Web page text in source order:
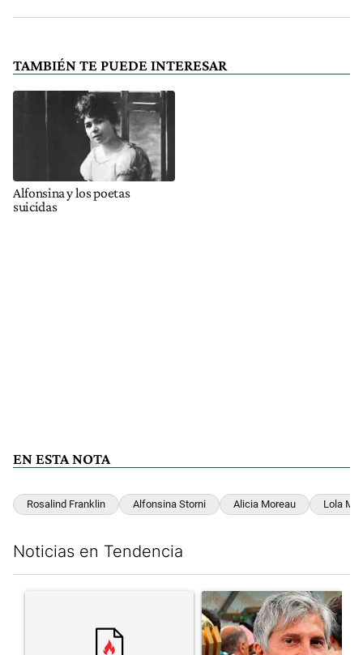
TAMBIÉN TE PUEDE INTERESAR
Alfonsina y los poetas
suicidas
EN ESTA NOTA
Rosalind Franklin Alfonsina Storni Alicia Moreau Lola
Noticias en Tendencia
Un artículo de tendencia con el título "" con 30 comentarios.
Un artículo de tendencia con